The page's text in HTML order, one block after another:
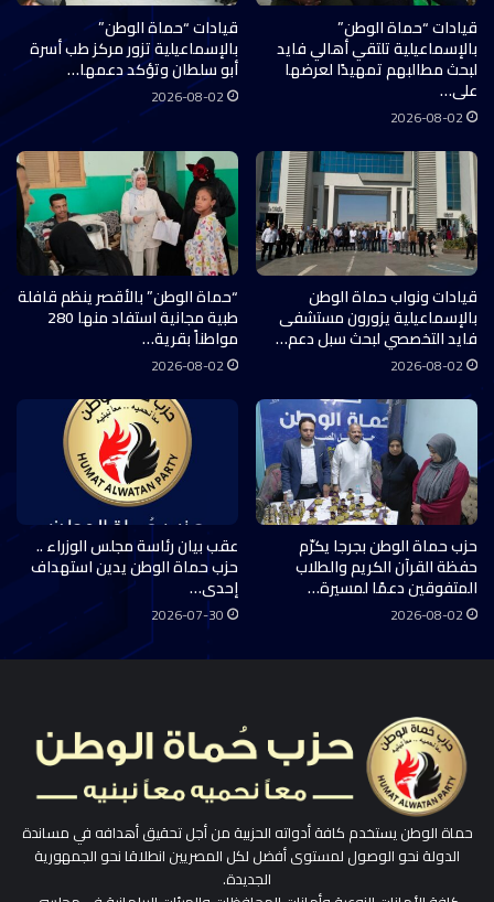
قيادات “حماة الوطن”
بالإسماعيلية تلتقي أهالي فايد
لبحث مطالبهم تمهيدًا لعرضها
على…
2026-08-02
قيادات “حماة الوطن”
بالإسماعيلية تزور مركز طب أسرة
أبو سلطان وتؤكد دعمها…
2026-08-02
قيادات ونواب حماة الوطن
بالإسماعيلية يزورون مستشفى
فايد التخصصي لبحث سبل دعم…
2026-08-02
“حماة الوطن” بالأقصر ينظم قافلة
طبية مجانية استفاد منها 280
مواطناً بقرية…
2026-08-02
حزب حماة الوطن بجرجا يكرّم
حفظة القرآن الكريم والطلاب
المتفوقين دعمًا لمسيرة…
2026-08-02
عقب بيان رئاسة مجلس الوزراء ..
حزب حماة الوطن يدين استهداف
إحدى…
2026-07-30
حماة الوطن يستخدم كافة أدواته الحزبية من أجل تحقيق أهدافه في مساندة
الدولة نحو الوصول لمستوى أفضل لكل المصريين انطلاقا نحو الجمهورية
الجديدة.